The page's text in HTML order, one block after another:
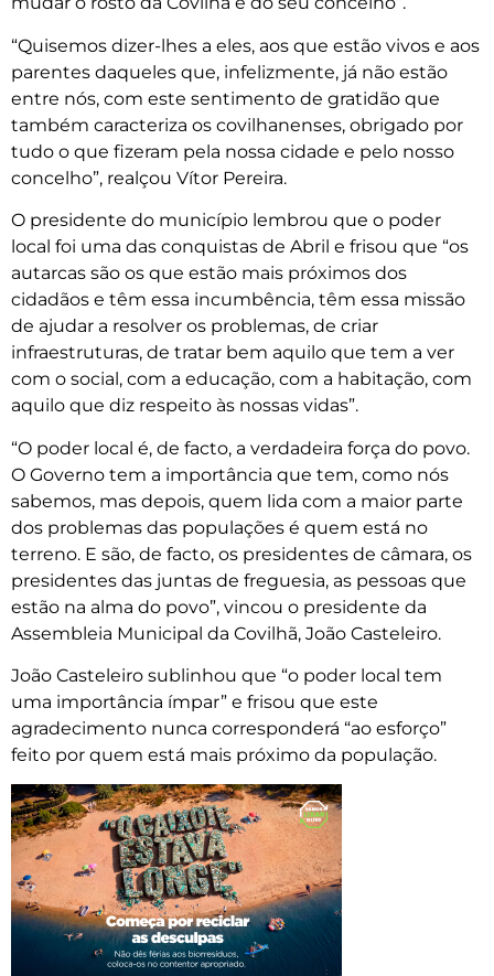
“Quisemos dizer-lhes a eles, aos que estão vivos e aos
parentes daqueles que, infelizmente, já não estão
entre nós, com este sentimento de gratidão que
também caracteriza os covilhanenses, obrigado por
tudo o que fizeram pela nossa cidade e pelo nosso
concelho”, realçou Vítor Pereira.
O presidente do município lembrou que o poder
local foi uma das conquistas de Abril e frisou que “os
autarcas são os que estão mais próximos dos
cidadãos e têm essa incumbência, têm essa missão
de ajudar a resolver os problemas, de criar
infraestruturas, de tratar bem aquilo que tem a ver
com o social, com a educação, com a habitação, com
aquilo que diz respeito às nossas vidas”.
“O poder local é, de facto, a verdadeira força do povo.
O Governo tem a importância que tem, como nós
sabemos, mas depois, quem lida com a maior parte
dos problemas das populações é quem está no
terreno. E são, de facto, os presidentes de câmara, os
presidentes das juntas de freguesia, as pessoas que
estão na alma do povo”, vincou o presidente da
Assembleia Municipal da Covilhã, João Casteleiro.
João Casteleiro sublinhou que “o poder local tem
uma importância ímpar” e frisou que este
agradecimento nunca corresponderá “ao esforço”
feito por quem está mais próximo da população.